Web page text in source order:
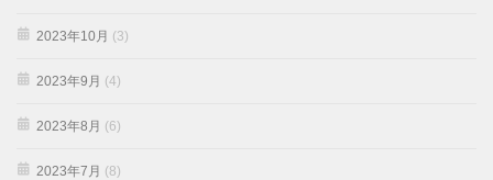
2023年10月 (3)
2023年9月 (4)
2023年8月 (6)
2023年7月 (8)